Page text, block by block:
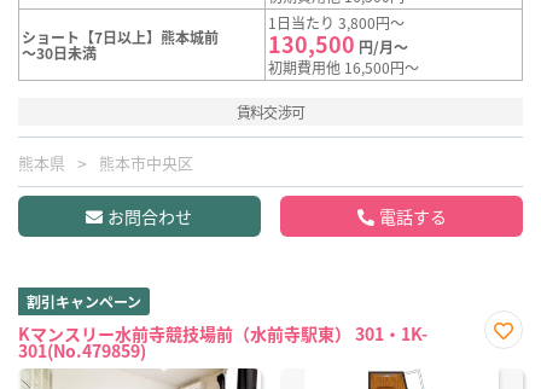
ショート【7日以上】熊本城前
～30日未満
1日当たり 3,800円～
130,500 円/月～
初期費用他 16,500円～
賃料交渉可
熊本県 熊本市中央区
お問合わせ 電話する
割引キャンペーン
Kマンスリー水前寺競技場前（水前寺駅東） 301・1K-
301(No.479859)
に入